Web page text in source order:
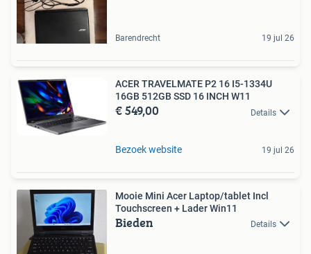
Barendrecht 19 jul 26
ACER TRAVELMATE P2 16 I5-1334U
16GB 512GB SSD 16 INCH W11
€ 549,00 Details
Bezoek website 19 jul 26
Mooie Mini Acer Laptop/tablet Incl
Touchscreen + Lader Win11
Bieden Details